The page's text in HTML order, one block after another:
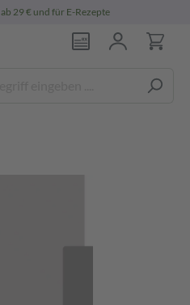
ab 29 € und für E-Rezepte